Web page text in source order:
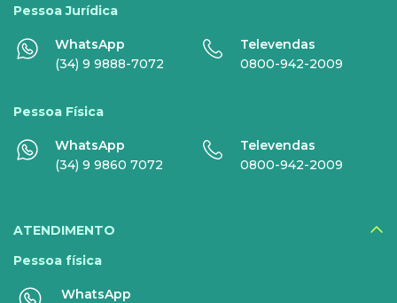
Disney+
Nomo Music
Sky+
HBO Max
Veja todos serviços
Pessoa Jurídica
WhatsApp
(34) 9 9888-7072
Televendas
0800-942-2009
Pessoa Física
WhatsApp
(34) 9 9860 7072
Televendas
0800-942-2009
ATENDIMENTO
Pessoa física
WhatsApp